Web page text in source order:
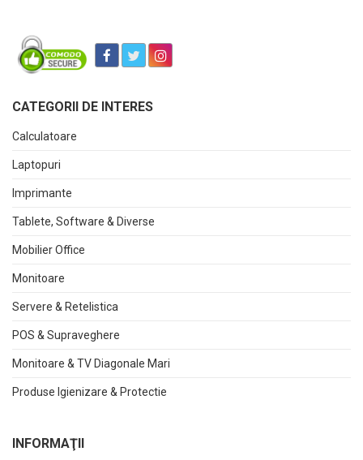
CATEGORII DE INTERES
Calculatoare
Laptopuri
Imprimante
Tablete, Software & Diverse
Mobilier Office
Monitoare
Servere & Retelistica
POS & Supraveghere
Monitoare & TV Diagonale Mari
Produse Igienizare & Protectie
INFORMAŢII